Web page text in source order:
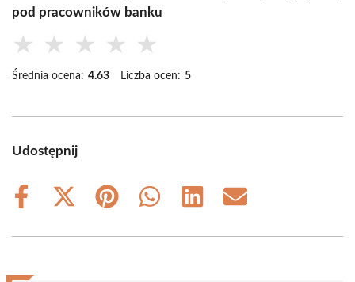
pod pracowników banku
★ ★ ★ ★ ★
Średnia ocena: 4.63 Liczba ocen: 5
Udostępnij
Share
Share
(Twitter)
Share
Share
Share
Share